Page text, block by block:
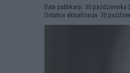
Data publikacji: 30 października
Ostatnia aktualizacja: 30